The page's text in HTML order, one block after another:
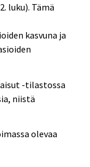
luku). Tämä
kasvuna ja
-tilastossa
niistä
olevaa